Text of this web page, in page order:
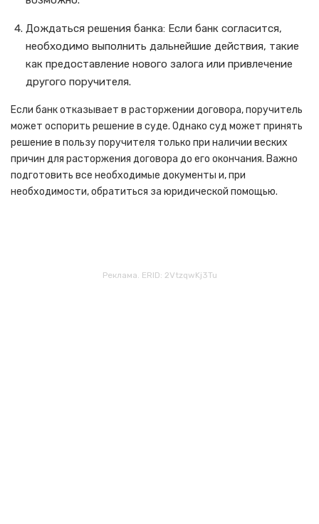
Дождаться решения банка: Если банк согласится,
необходимо выполнить дальнейшие действия, такие
как предоставление нового залога или привлечение
другого поручителя.
Если банк отказывает в расторжении договора, поручитель
может оспорить решение в суде. Однако суд может принять
решение в пользу поручителя только при наличии веских
причин для расторжения договора до его окончания. Важно
подготовить все необходимые документы и, при
необходимости, обратиться за юридической помощью.
Реклама. ERID: 2VtzqwKj3Tu